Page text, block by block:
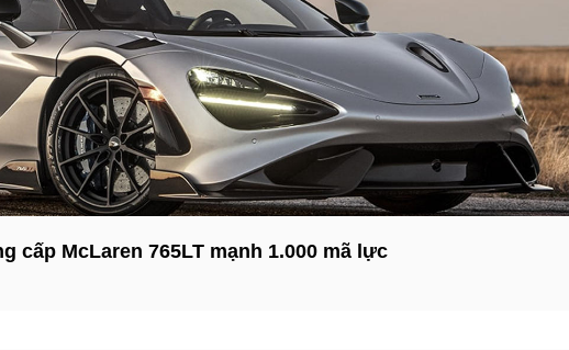
cấp McLaren 765LT mạnh 1.000 mã lực